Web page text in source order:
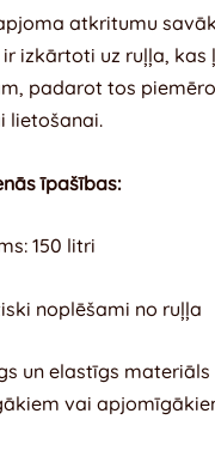
atkritumu
ir izkārtoti uz ruļļa,
padarot tos
lietošanai.
īpašības:
150 litri
noplēšami no ruļļa
un elastīgs
vai